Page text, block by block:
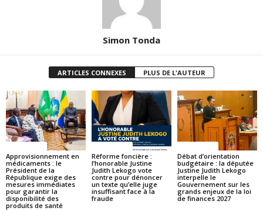
Simon Tonda
ARTICLES CONNEXES PLUS DE L'AUTEUR
Approvisionnement en
médicaments : le
Président de la
République exige des
mesures immédiates
pour garantir la
disponibilité des
produits de santé
Réforme foncière :
l’honorable Justine
Judith Lekogo vote
contre pour dénoncer
un texte qu’elle juge
insuffisant face à la
fraude
Débat d’orientation
budgétaire : la députée
Justine Judith Lekogo
interpelle le
Gouvernement sur les
grands enjeux de la loi
de finances 2027